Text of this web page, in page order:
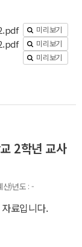
미리보기
미리보기
미리보기
2학년 교사
산)년도 -
료입니다.